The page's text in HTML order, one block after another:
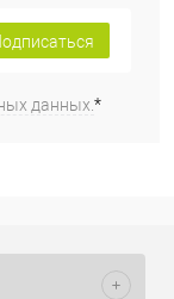
данных.*